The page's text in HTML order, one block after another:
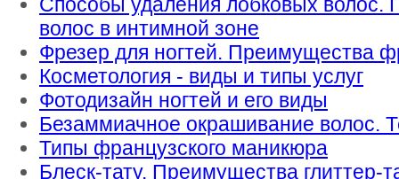
волос в интимной зоне
Фрезер для ногтей. Преимущества
Косметология - виды и типы услуг
Фотодизайн ногтей и его виды
Безаммиачное окрашивание волос.
Типы французского маникюра
Блеск-тату. Преимущества глиттер-